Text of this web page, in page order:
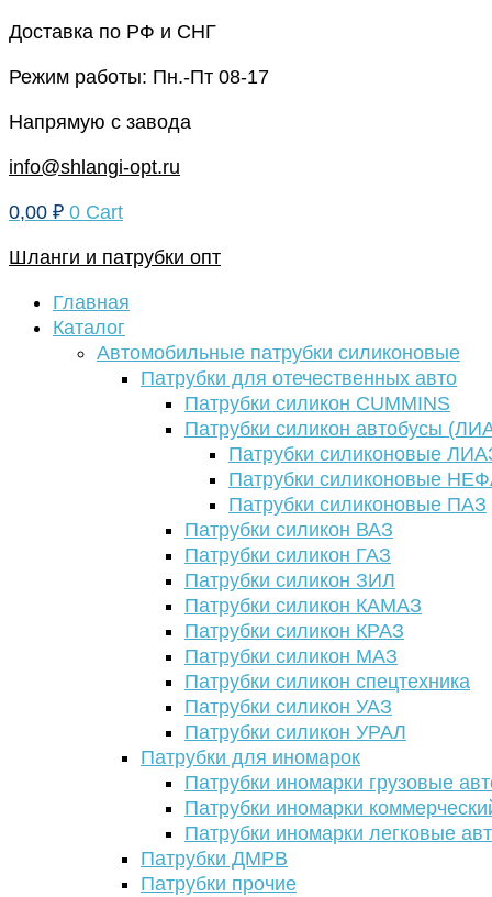
Перейти
содержимому
Доставка по РФ и СНГ
Режим работы: Пн.-Пт 08-17
Напрямую с завода
info@shlangi-opt.ru
0,00 ₽ 0 Cart
Шланги и патрубки опт
Главная
Каталог
Автомобильные патрубки силиконовые
Патрубки для отечественных авто
Патрубки силикон CUMMINS
Патрубки силикон автобусы
Патрубки силиконовые
Патрубки силиконовые
Патрубки силиконовые ПАЗ
Патрубки силикон ВАЗ
Патрубки силикон ГАЗ
Патрубки силикон ЗИЛ
Патрубки силикон КАМАЗ
Патрубки силикон КРАЗ
Патрубки силикон МАЗ
Патрубки силикон спецтехника
Патрубки силикон УАЗ
Патрубки силикон УРАЛ
Патрубки для иномарок
Патрубки иномарки грузовые
Патрубки иномарки
Патрубки иномарки легковые
Патрубки ДМРВ
Патрубки прочие